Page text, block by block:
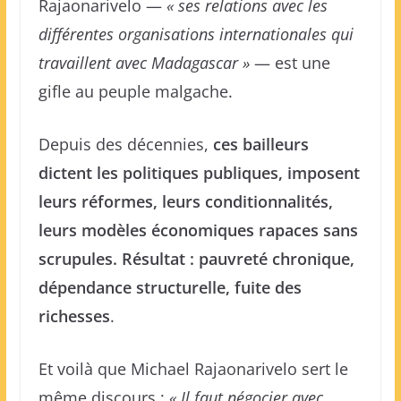
Rajaonarivelo — « ses relations avec les
différentes organisations internationales qui
travaillent avec Madagascar »— est une
gifle au peuple malgache.
Depuis des décennies, ces bailleurs
dictent les politiques publiques, imposent
leurs réformes, leurs conditionnalités,
leurs modèles économiques rapaces sans
scrupules. Résultat : pauvreté chronique,
dépendance structurelle, fuite des
richesses.
Et voilà que Michael Rajaonarivelo sert le